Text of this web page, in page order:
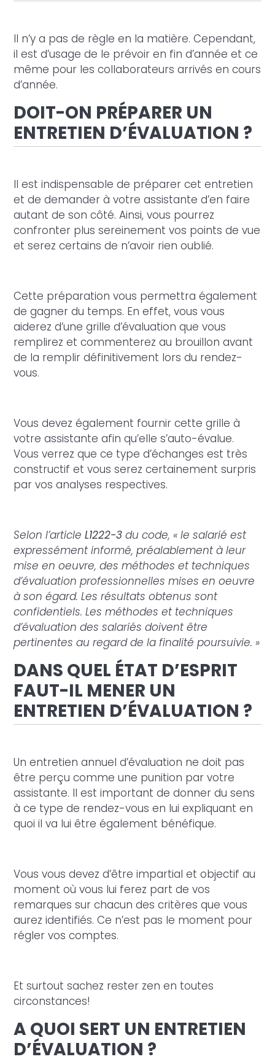
Il n’y a pas de règle en la matière. Cependant,
il est d’usage de le prévoir en fin d’année et ce
même pour les collaborateurs arrivés en cours
d’année.
DOIT-ON PRÉPARER UN
ENTRETIEN D’ÉVALUATION ?
Il est indispensable de préparer cet entretien
et de demander à votre assistante d’en faire
autant de son côté. Ainsi, vous pourrez
confronter plus sereinement vos points de vue
et serez certains de n’avoir rien oublié.
Cette préparation vous permettra également
de gagner du temps. En effet, vous vous
aiderez d’une grille d’évaluation que vous
remplirez et commenterez au brouillon avant
de la remplir définitivement lors du rendez-
vous.
Vous devez également fournir cette grille à
votre assistante afin qu’elle s’auto-évalue.
Vous verrez que ce type d’échanges est très
constructif et vous serez certainement surpris
par vos analyses respectives.
Selon l’article L1222-3 du code, « le salarié est
expressément informé, préalablement à leur
mise en oeuvre, des méthodes et techniques
d’évaluation professionnelles mises en oeuvre
à son égard.Les résultats obtenus sont
confidentiels. Les méthodes et techniques
d’évaluation des salariés doivent être
pertinentes au regard de la finalité poursuivie. »
DANS QUEL ÉTAT D’ESPRIT
FAUT-IL MENER UN
ENTRETIEN D’ÉVALUATION ?
Un entretien annuel d’évaluation ne doit pas
être perçu comme une punition par votre
assistante. Il est important de donner du sens
à ce type de rendez-vous en lui expliquant en
quoi il va lui être également bénéfique.
Vous vous devez d’être impartial et objectif au
moment où vous lui ferez part de vos
remarques sur chacun des critères que vous
aurez identifiés. Ce n’est pas le moment pour
régler vos comptes.
Et surtout sachez rester zen en toutes
circonstances!
A QUOI SERT UN ENTRETIEN
D’ÉVALUATION ?